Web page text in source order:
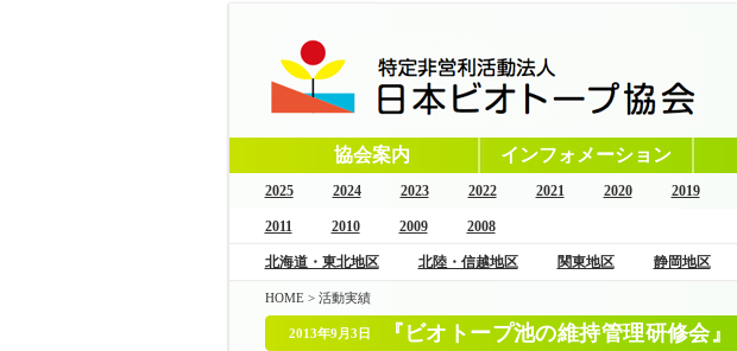
協会案内 インフォメーション
2025 2024 2023 2022 2021 2020 2019
2011 2010 2009 2008
北海道・東北地区 北陸・信越地区 関東地区 静岡地区
HOME> 活動実績
2013年9月3日
『ビオトープ池の維持管理研修会